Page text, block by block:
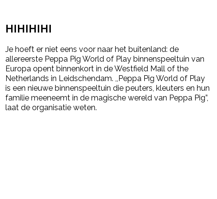
HIHIHIHI
Je hoeft er niet eens voor naar het buitenland: de
allereerste Peppa Pig World of Play binnenspeeltuin van
Europa opent binnenkort in de Westfield Mall of the
Netherlands in Leidschendam. ,,Peppa Pig World of Play
is een nieuwe binnenspeeltuin die peuters, kleuters en hun
familie meeneemt in de magische wereld van Peppa Pig”,
laat de organisatie weten.